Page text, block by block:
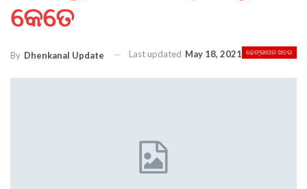
କେତେ
ଢେଙ୍କାନାଳ ଖବର
By Dhenkanal Update Last updated May 18, 2021